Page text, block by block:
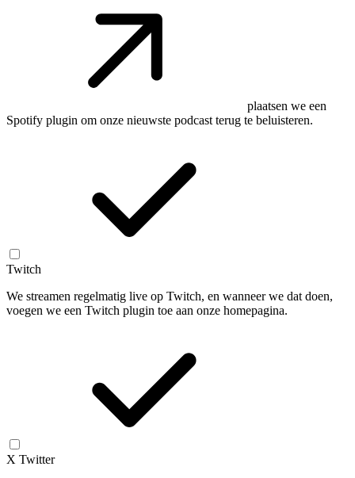
plaatsen we een
Spotify plugin om onze nieuwste podcast terug te beluisteren.
Twitch
We streamen regelmatig live op Twitch, en wanneer we dat doen,
voegen we een Twitch plugin toe aan onze homepagina.
X Twitter